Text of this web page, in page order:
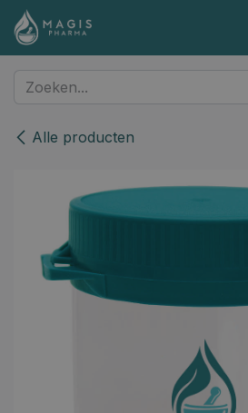
Overslaan naar inhoud
Alle producten